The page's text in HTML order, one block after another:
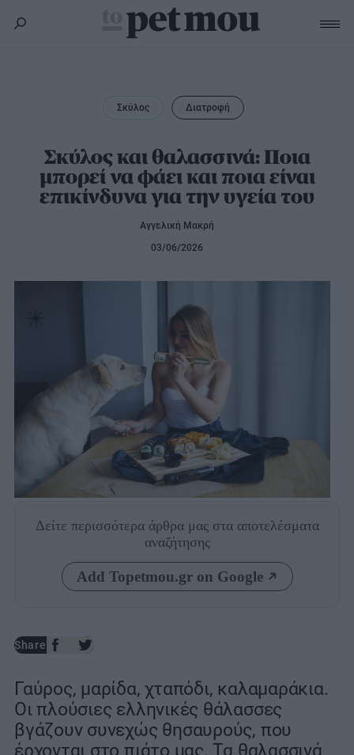
Εκπαίδευση
Lifestyle
Υγεία
Διατροφή
Εκπαίδευση
Άλλα κατοικίδια
Υγεία
Διατροφή
Σκύλος
Σκύλος και θαλασσινά: Ποια
μπορεί να φάει και ποια είναι
επικίνδυνα για την υγεία του
Αγγελική Μακρή
03/06/2026
Δείτε περισσότερα άρθρα μας στα αποτελέσματα
αναζήτησης
Add Topetmou.gr on Google
Share
Γαύρος, μαρίδα, χταπόδι, καλαμαράκια.
Οι πλούσιες ελληνικές θάλασσες
βγάζουν συνεχώς θησαυρούς, που